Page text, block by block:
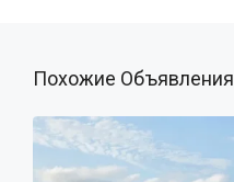
Похожие Объявления